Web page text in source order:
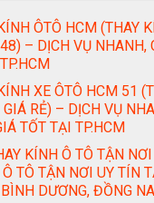
ÔTÔ HCM (THAY
– DỊCH VỤ NHANH,
XE ÔTÔ HCM 51
RẺ) – DỊCH VỤ
TỐT TẠI TP.HCM
KÍNH Ô TÔ TẬN
TÔ TẬN NƠI UY TÍN
DƯƠNG, ĐỒNG